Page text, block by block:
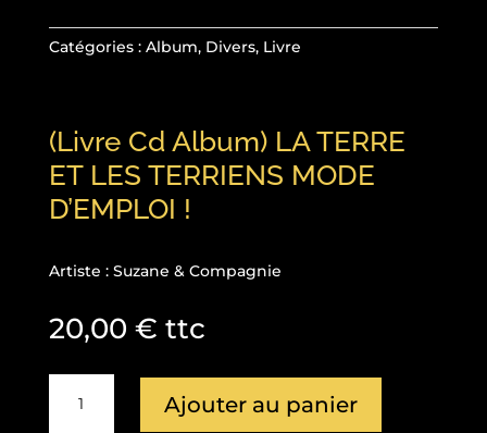
Catégories : Album, Divers, Livre
(Livre Cd Album) LA TERRE
ET LES TERRIENS MODE
D’EMPLOI !
Artiste : Suzane & Compagnie
20,00 € ttc
Ajouter au panier